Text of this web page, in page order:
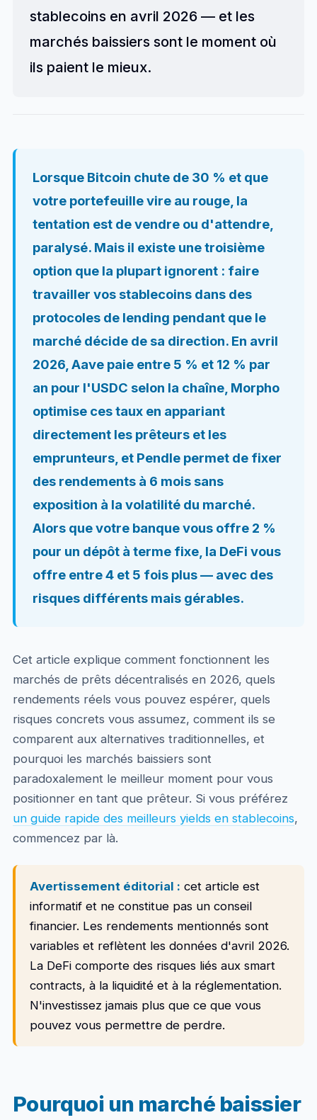
stablecoins en avril 2026 — et les
marchés baissiers sont le moment où
ils paient le mieux.
Lorsque Bitcoin chute de 30 % et que
votre portefeuille vire au rouge, la
tentation est de vendre ou d'attendre,
paralysé. Mais il existe une troisième
option que la plupart ignorent : faire
travailler vos stablecoins dans des
protocoles de lending pendant que le
marché décide de sa direction. En avril
2026, Aave paie entre 5 % et 12 % par
an pour l'USDC selon la chaîne, Morpho
optimise ces taux en appariant
directement les prêteurs et les
emprunteurs, et Pendle permet de fixer
des rendements à 6 mois sans
exposition à la volatilité du marché.
Alors que votre banque vous offre 2 %
pour un dépôt à terme fixe, la DeFi vous
offre entre 4 et 5 fois plus — avec des
risques différents mais gérables.
Cet article explique comment fonctionnent les
marchés de prêts décentralisés en 2026, quels
rendements réels vous pouvez espérer, quels
risques concrets vous assumez, comment ils se
comparent aux alternatives traditionnelles, et
pourquoi les marchés baissiers sont
paradoxalement le meilleur moment pour vous
positionner en tant que prêteur. Si vous préférez
un guide rapide des meilleurs yields en stablecoins,
commencez par là.
Avertissement éditorial : cet article est
informatif et ne constitue pas un conseil
financier. Les rendements mentionnés sont
variables et reflètent les données d'avril 2026.
La DeFi comporte des risques liés aux smart
contracts, à la liquidité et à la réglementation.
N'investissez jamais plus que ce que vous
pouvez vous permettre de perdre.
Pourquoi un marché baissier